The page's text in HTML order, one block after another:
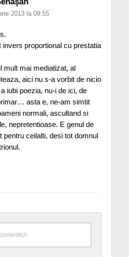
2013 la 09:55
invers proportional cu prestatia
mult mai mediatizat, al
aici nu s-a vorbit de nicio
iubi poezia, nu-i de ici, de
asta e, ne-am simtit
normali, ascultand si
nepretentioase. E genul de
pentru ceilalti, desi tot domnul